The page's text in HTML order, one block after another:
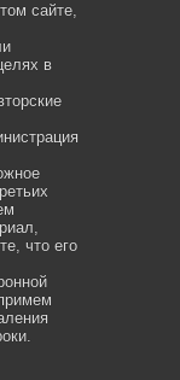
сайте,
в
что его